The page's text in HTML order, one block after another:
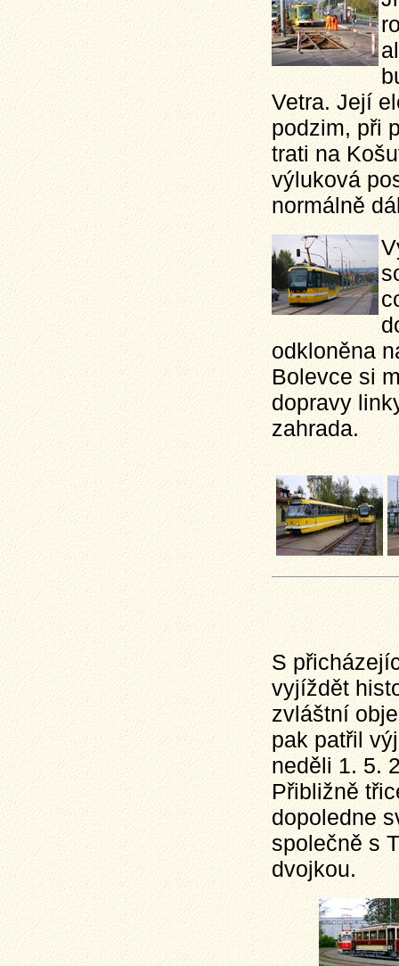
Vetra. Její
podzim, při
trati na
výluková
normálně
odkloněna
Bolevce si
dopravy
zahrada.
S
vyjíždět
zvláštní
pak patřil
neděli 1. 5.
Přibližně
dopoledne
společně s
dvojkou.